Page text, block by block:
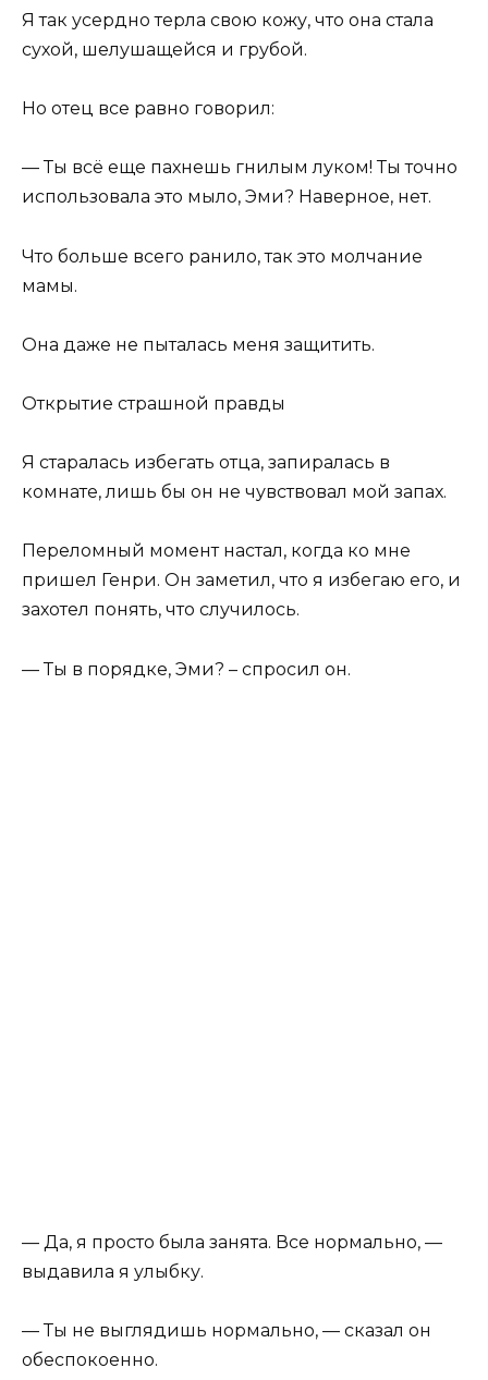
Я так усердно терла свою кожу, что она стала
сухой, шелушащейся и грубой.
Но отец все равно говорил:
— Ты всё еще пахнешь гнилым луком! Ты точно
использовала это мыло, Эми? Наверное, нет.
Что больше всего ранило, так это молчание
мамы.
Она даже не пыталась меня защитить.
Открытие страшной правды
Я старалась избегать отца, запиралась в
комнате, лишь бы он не чувствовал мой запах.
Переломный момент настал, когда ко мне
пришел Генри. Он заметил, что я избегаю его, и
захотел понять, что случилось.
— Ты в порядке, Эми? – спросил он.
— Да, я просто была занята. Все нормально, —
выдавила я улыбку.
— Ты не выглядишь нормально, — сказал он
обеспокоенно.